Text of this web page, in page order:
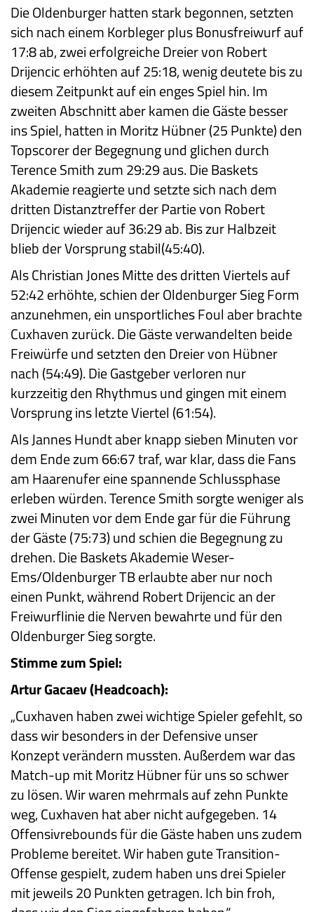
Die Oldenburger hatten stark begonnen, setzten
sich nach einem Korbleger plus Bonusfreiwurf auf
17:8 ab, zwei erfolgreiche Dreier von Robert
Drijencic erhöhten auf 25:18, wenig deutete bis zu
diesem Zeitpunkt auf ein enges Spiel hin. Im
zweiten Abschnitt aber kamen die Gäste besser
ins Spiel, hatten in Moritz Hübner (25 Punkte) den
Topscorer der Begegnung und glichen durch
Terence Smith zum 29:29 aus. Die Baskets
Akademie reagierte und setzte sich nach dem
dritten Distanztreffer der Partie von Robert
Drijencic wieder auf 36:29 ab. Bis zur Halbzeit
blieb der Vorsprung stabil(45:40).
Als Christian Jones Mitte des dritten Viertels auf
52:42 erhöhte, schien der Oldenburger Sieg Form
anzunehmen, ein unsportliches Foul aber brachte
Cuxhaven zurück. Die Gäste verwandelten beide
Freiwürfe und setzten den Dreier von Hübner
nach (54:49). Die Gastgeber verloren nur
kurzzeitig den Rhythmus und gingen mit einem
Vorsprung ins letzte Viertel (61:54).
Als Jannes Hundt aber knapp sieben Minuten vor
dem Ende zum 66:67 traf, war klar, dass die Fans
am Haarenufer eine spannende Schlussphase
erleben würden. Terence Smith sorgte weniger als
zwei Minuten vor dem Ende gar für die Führung
der Gäste (75:73) und schien die Begegnung zu
drehen. Die Baskets Akademie Weser-
Ems/Oldenburger TB erlaubte aber nur noch
einen Punkt, während Robert Drijencic an der
Freiwurflinie die Nerven bewahrte und für den
Oldenburger Sieg sorgte.
Stimme zum Spiel:
Artur Gacaev (Headcoach):
„Cuxhaven haben zwei wichtige Spieler gefehlt, so
dass wir besonders in der Defensive unser
Konzept verändern mussten. Außerdem war das
Match-up mit Moritz Hübner für uns so schwer
zu lösen. Wir waren mehrmals auf zehn Punkte
weg, Cuxhaven hat aber nicht aufgegeben. 14
Offensivrebounds für die Gäste haben uns zudem
Probleme bereitet. Wir haben gute Transition-
Offense gespielt, zudem haben uns drei Spieler
mit jeweils 20 Punkten getragen. Ich bin froh,